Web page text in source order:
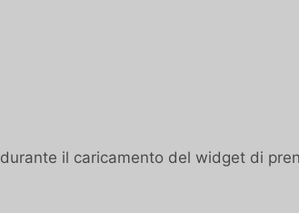
il caricamento del widget di